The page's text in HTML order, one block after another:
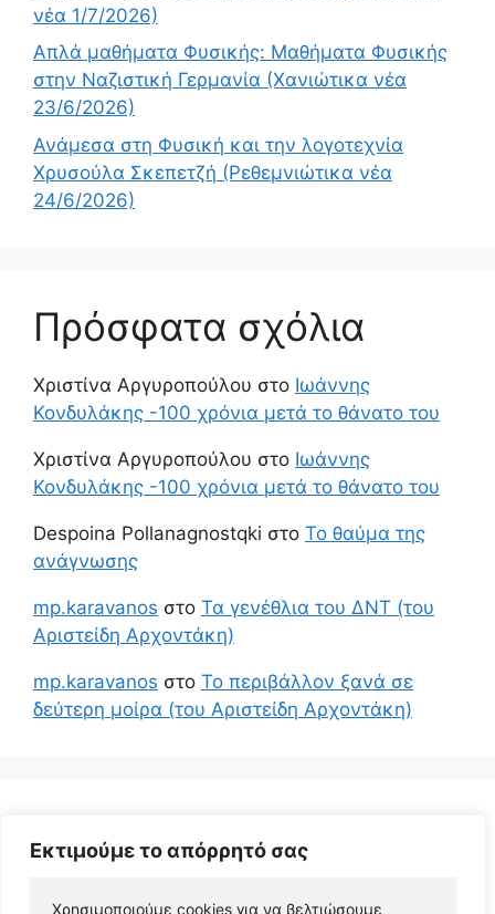
Εκτιμούμε το απόρρητό σας
Χρησιμοποιούμε cookies για να βελτιώσουμε
νέα 1/7/2026)
Απλά μαθήματα Φυσικής: Μαθήματα Φυσικής
στην Ναζιστική Γερμανία (Χανιώτικα νέα
23/6/2026)
Ανάμεσα στη Φυσική και την λογοτεχνία
Χρυσούλα Σκεπετζή (Ρεθεμνιώτικα νέα
24/6/2026)
Πρόσφατα σχόλια
Χριστίνα Αργυροπούλου στο Ιωάννης
Κονδυλάκης -100 χρόνια μετά το θάνατο του
Χριστίνα Αργυροπούλου στο Ιωάννης
Κονδυλάκης -100 χρόνια μετά το θάνατο του
Despoina Pollanagnostqki στο Το θαύμα της
ανάγνωσης
mp.karavanos στο Τα γενέθλια του ΔΝΤ (του
Αριστείδη Αρχοντάκη)
mp.karavanos στο Το περιβάλλον ξανά σε
δεύτερη μοίρα (του Αριστείδη Αρχοντάκη)